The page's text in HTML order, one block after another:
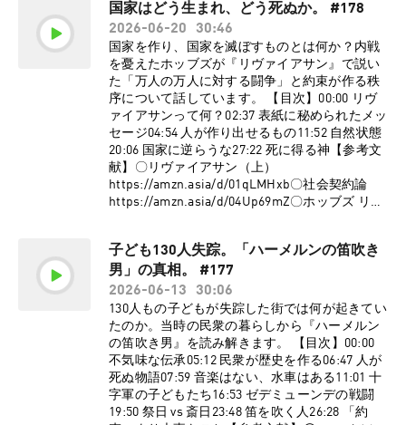
⇨ ⁠⁠⁠⁠⁠⁠⁠⁠⁠⁠⁠⁠⁠⁠⁠⁠⁠⁠⁠⁠⁠⁠⁠⁠⁠⁠⁠⁠⁠⁠⁠https://x.com/urashitatakumi⁠⁠⁠⁠⁠⁠⁠⁠⁠⁠⁠⁠⁠⁠⁠⁠⁠⁠⁠⁠⁠⁠⁠⁠⁠⁠⁠⁠⁠⁠⁠個人YouTube
⇨
⁠⁠⁠⁠⁠⁠⁠⁠⁠⁠⁠⁠⁠⁠⁠⁠⁠⁠⁠⁠⁠⁠⁠⁠⁠⁠⁠⁠⁠⁠⁠https://www.youtube.com/@UrashitaTakumi⁠⁠⁠⁠⁠⁠⁠⁠⁠⁠⁠⁠⁠⁠⁠⁠⁠⁠⁠⁠⁠⁠⁠⁠⁠⁠⁠⁠⁠⁠⁠
【姉妹チャンネル】◯ゆる言語学ラジオ
(⁠⁠⁠⁠⁠⁠⁠⁠⁠⁠⁠⁠⁠⁠⁠⁠⁠⁠⁠⁠⁠⁠⁠⁠⁠⁠⁠⁠⁠⁠⁠⁠⁠⁠⁠⁠⁠⁠⁠⁠⁠⁠⁠⁠⁠⁠⁠⁠⁠⁠⁠⁠⁠⁠⁠⁠⁠⁠⁠⁠⁠⁠⁠⁠⁠⁠⁠⁠⁠⁠⁠⁠⁠⁠⁠⁠⁠⁠⁠⁠⁠⁠⁠⁠⁠⁠⁠⁠⁠⁠⁠⁠⁠⁠⁠⁠⁠⁠⁠⁠⁠⁠⁠⁠⁠⁠⁠⁠⁠⁠⁠⁠⁠⁠⁠⁠⁠⁠⁠⁠⁠⁠⁠⁠⁠⁠https://open.spotify.com/show/3nBZ3AgB
AfSYdHbpJflIHZ⁠⁠⁠⁠⁠⁠⁠⁠⁠⁠⁠⁠⁠⁠⁠⁠⁠⁠⁠⁠⁠⁠⁠⁠⁠⁠⁠⁠⁠⁠⁠⁠⁠⁠⁠⁠⁠⁠⁠⁠⁠⁠⁠⁠⁠⁠⁠⁠⁠⁠⁠⁠⁠⁠⁠⁠⁠⁠⁠⁠⁠⁠⁠⁠⁠⁠⁠⁠⁠⁠⁠⁠⁠⁠⁠⁠⁠⁠⁠⁠⁠⁠⁠⁠⁠⁠⁠⁠⁠⁠⁠⁠⁠⁠⁠⁠⁠⁠⁠⁠⁠⁠⁠⁠⁠⁠⁠⁠⁠⁠⁠⁠⁠⁠⁠⁠⁠⁠⁠⁠⁠⁠⁠⁠⁠⁠)◯ゆるコンピュータ科学
ラジオ
(⁠⁠⁠⁠⁠⁠⁠⁠⁠⁠⁠⁠⁠⁠⁠⁠⁠⁠⁠⁠⁠⁠⁠⁠⁠⁠⁠⁠⁠⁠⁠⁠⁠⁠⁠⁠⁠⁠⁠⁠⁠⁠⁠⁠⁠⁠⁠⁠⁠⁠⁠⁠⁠⁠⁠⁠⁠⁠⁠⁠⁠⁠⁠⁠⁠⁠⁠⁠⁠⁠⁠⁠⁠⁠⁠⁠⁠⁠⁠⁠⁠⁠⁠⁠⁠⁠⁠⁠⁠⁠⁠⁠⁠⁠⁠⁠⁠⁠⁠⁠⁠⁠⁠⁠⁠⁠⁠⁠⁠⁠⁠⁠⁠⁠⁠⁠⁠⁠⁠⁠⁠⁠⁠⁠⁠⁠https://open.spotify.com/show/32qgIhAHY
nseWxiGyrFzSt⁠⁠⁠⁠⁠⁠⁠⁠⁠⁠⁠⁠⁠⁠⁠⁠⁠⁠⁠⁠⁠⁠⁠⁠⁠⁠⁠⁠⁠⁠⁠⁠⁠⁠⁠⁠⁠⁠⁠⁠⁠⁠⁠⁠⁠⁠⁠⁠⁠⁠⁠⁠⁠⁠⁠⁠⁠⁠⁠⁠⁠⁠⁠⁠⁠⁠⁠⁠⁠⁠⁠⁠⁠⁠⁠⁠⁠⁠⁠⁠⁠⁠⁠⁠⁠⁠⁠⁠⁠⁠⁠⁠⁠⁠⁠⁠⁠⁠⁠⁠⁠⁠⁠⁠⁠⁠⁠⁠⁠⁠⁠⁠⁠⁠⁠⁠⁠⁠⁠⁠⁠⁠⁠⁠⁠⁠)◯ゆる音楽学ラジオ
(⁠⁠⁠⁠⁠⁠⁠⁠⁠⁠⁠⁠⁠⁠⁠⁠⁠⁠⁠⁠⁠⁠⁠⁠⁠⁠⁠⁠⁠⁠⁠⁠⁠⁠⁠⁠⁠⁠⁠⁠⁠⁠⁠⁠⁠⁠⁠⁠⁠⁠⁠⁠⁠⁠⁠⁠⁠⁠⁠⁠⁠⁠⁠⁠⁠⁠⁠⁠⁠⁠⁠⁠⁠⁠⁠⁠⁠⁠⁠⁠⁠⁠⁠⁠⁠⁠⁠⁠⁠⁠⁠⁠⁠⁠⁠⁠⁠⁠⁠⁠⁠⁠⁠⁠⁠⁠⁠⁠⁠⁠⁠⁠⁠⁠⁠⁠⁠⁠⁠⁠⁠⁠⁠⁠⁠⁠https://open.spotify.com/show/7Ba89bnuE
W0pyMeUbGR3oT⁠⁠⁠⁠⁠⁠⁠⁠⁠⁠⁠⁠⁠⁠⁠⁠⁠⁠⁠⁠⁠⁠⁠⁠⁠⁠⁠⁠⁠⁠⁠⁠⁠⁠⁠⁠⁠⁠⁠⁠⁠⁠⁠⁠⁠⁠⁠⁠⁠⁠⁠⁠⁠⁠⁠⁠⁠⁠⁠⁠⁠⁠⁠⁠⁠⁠⁠⁠⁠⁠⁠⁠⁠⁠⁠⁠⁠⁠⁠⁠⁠⁠⁠⁠⁠⁠⁠⁠⁠⁠⁠⁠⁠⁠⁠⁠⁠⁠⁠⁠⁠⁠⁠⁠⁠⁠⁠⁠⁠⁠⁠⁠⁠⁠⁠⁠⁠⁠⁠⁠⁠⁠⁠⁠⁠⁠)◯ゆる民俗学ラジオ
(⁠⁠⁠⁠⁠⁠⁠⁠⁠⁠⁠⁠⁠⁠⁠⁠⁠⁠⁠⁠⁠⁠⁠⁠⁠⁠⁠⁠⁠⁠⁠⁠⁠⁠⁠⁠⁠⁠⁠⁠⁠⁠⁠⁠⁠⁠⁠⁠⁠⁠⁠⁠⁠⁠⁠⁠⁠⁠⁠⁠⁠⁠⁠⁠⁠⁠⁠⁠⁠⁠⁠⁠⁠⁠⁠⁠⁠⁠⁠⁠⁠⁠⁠⁠⁠⁠⁠⁠⁠⁠⁠⁠⁠⁠⁠⁠⁠⁠⁠⁠⁠⁠⁠⁠⁠⁠⁠⁠⁠⁠⁠⁠⁠⁠⁠⁠⁠⁠⁠⁠⁠⁠⁠⁠⁠⁠https://open.spotify.com/show/2OPaWdgR
pOJmNPPSbvGV51⁠⁠⁠⁠⁠⁠⁠⁠⁠⁠⁠⁠⁠⁠⁠⁠⁠⁠⁠⁠⁠⁠⁠⁠⁠⁠⁠⁠⁠⁠⁠⁠⁠⁠⁠⁠⁠⁠⁠⁠⁠⁠⁠⁠⁠⁠⁠⁠⁠⁠⁠⁠⁠⁠⁠⁠⁠⁠⁠⁠⁠⁠⁠⁠⁠⁠⁠⁠⁠⁠⁠⁠⁠⁠⁠⁠⁠⁠⁠⁠⁠⁠⁠⁠⁠⁠⁠⁠⁠⁠⁠⁠⁠⁠⁠⁠⁠⁠⁠⁠⁠⁠⁠⁠⁠⁠⁠⁠⁠⁠⁠⁠⁠⁠⁠⁠⁠⁠⁠⁠⁠⁠⁠⁠⁠⁠)
【平田トキヒロ：プロフィール】東京学芸大学
教育学部哲学分野卒。企業に勤めながら本を積
んでは読み漁る日々を暮らす。学部時代に社会
学から哲学へ転向。美学にも傾倒。日本哲学会
員。アホなつぶやきとかしてます。
X⇨⁠⁠⁠⁠⁠⁠⁠⁠⁠⁠⁠⁠⁠⁠⁠⁠⁠⁠⁠⁠⁠⁠⁠⁠⁠⁠⁠⁠⁠⁠⁠⁠⁠⁠⁠⁠⁠⁠⁠⁠⁠⁠⁠⁠⁠⁠⁠⁠⁠⁠⁠⁠⁠⁠⁠⁠⁠⁠⁠⁠⁠⁠⁠⁠⁠⁠⁠⁠⁠⁠⁠⁠⁠⁠⁠⁠⁠⁠⁠⁠⁠⁠⁠⁠⁠⁠⁠⁠⁠⁠⁠⁠⁠⁠⁠⁠⁠⁠⁠⁠⁠⁠⁠⁠⁠⁠⁠⁠⁠⁠⁠⁠⁠⁠⁠⁠⁠⁠⁠⁠⁠⁠⁠⁠⁠⁠⁠https://twitter.com/yuru_philo⁠⁠⁠⁠⁠⁠⁠⁠⁠⁠⁠⁠⁠⁠⁠⁠⁠⁠⁠⁠⁠⁠⁠⁠⁠⁠⁠⁠⁠⁠⁠⁠⁠⁠⁠⁠⁠⁠⁠⁠⁠⁠⁠⁠⁠⁠⁠⁠⁠⁠⁠⁠⁠⁠⁠⁠⁠⁠⁠⁠⁠⁠⁠⁠⁠⁠⁠⁠⁠⁠⁠⁠⁠⁠⁠⁠⁠⁠⁠⁠⁠⁠⁠⁠⁠⁠⁠⁠⁠⁠⁠⁠⁠⁠⁠⁠⁠⁠⁠⁠⁠⁠⁠⁠⁠⁠⁠⁠⁠⁠⁠⁠⁠⁠⁠⁠⁠⁠⁠⁠⁠⁠⁠⁠⁠⁠⁠【
浦下：プロフィール】東京学芸大学教育学部
卒。A類音楽選修にて器楽（チェロ）を専攻。
今もひたすら熱く楽しくチェロを弾いている。
演奏・レッスンの依頼はGmailかTwitterのDMま
で、お待ちしております！個人YouTubeもチャ
ンネル登録・高評価で応援よろしくお願いいた
⇨
⁠⁠⁠⁠⁠⁠⁠⁠⁠⁠⁠⁠⁠⁠⁠⁠⁠⁠⁠⁠⁠⁠⁠⁠⁠⁠⁠⁠⁠⁠⁠⁠https://www.youtube.com/@UrashitaTakumi⁠⁠⁠⁠⁠⁠⁠⁠⁠⁠⁠⁠⁠⁠⁠⁠⁠⁠⁠⁠⁠⁠⁠⁠⁠⁠⁠⁠⁠⁠⁠⁠
【姉妹チャンネル】◯ゆる言語学ラジオ
(⁠⁠⁠⁠⁠⁠⁠⁠⁠⁠⁠⁠⁠⁠⁠⁠⁠⁠⁠⁠⁠⁠⁠⁠⁠⁠⁠⁠⁠⁠⁠⁠⁠⁠⁠⁠⁠⁠⁠⁠⁠⁠⁠⁠⁠⁠⁠⁠⁠⁠⁠⁠⁠⁠⁠⁠⁠⁠⁠⁠⁠⁠⁠⁠⁠⁠⁠⁠⁠⁠⁠⁠⁠⁠⁠⁠⁠⁠⁠⁠⁠⁠⁠⁠⁠⁠⁠⁠⁠⁠⁠⁠⁠⁠⁠⁠⁠⁠⁠⁠⁠⁠⁠⁠⁠⁠⁠⁠⁠⁠⁠⁠⁠⁠⁠⁠⁠⁠⁠⁠⁠⁠⁠⁠⁠⁠⁠https://open.spotify.com/show/3nBZ3AgB
AfSYdHbpJflIHZ⁠⁠⁠⁠⁠⁠⁠⁠⁠⁠⁠⁠⁠⁠⁠⁠⁠⁠⁠⁠⁠⁠⁠⁠⁠⁠⁠⁠⁠⁠⁠⁠⁠⁠⁠⁠⁠⁠⁠⁠⁠⁠⁠⁠⁠⁠⁠⁠⁠⁠⁠⁠⁠⁠⁠⁠⁠⁠⁠⁠⁠⁠⁠⁠⁠⁠⁠⁠⁠⁠⁠⁠⁠⁠⁠⁠⁠⁠⁠⁠⁠⁠⁠⁠⁠⁠⁠⁠⁠⁠⁠⁠⁠⁠⁠⁠⁠⁠⁠⁠⁠⁠⁠⁠⁠⁠⁠⁠⁠⁠⁠⁠⁠⁠⁠⁠⁠⁠⁠⁠⁠⁠⁠⁠⁠⁠⁠)◯ゆるコンピュータ科学
ラジオ
(⁠⁠⁠⁠⁠⁠⁠⁠⁠⁠⁠⁠⁠⁠⁠⁠⁠⁠⁠⁠⁠⁠⁠⁠⁠⁠⁠⁠⁠⁠⁠⁠⁠⁠⁠⁠⁠⁠⁠⁠⁠⁠⁠⁠⁠⁠⁠⁠⁠⁠⁠⁠⁠⁠⁠⁠⁠⁠⁠⁠⁠⁠⁠⁠⁠⁠⁠⁠⁠⁠⁠⁠⁠⁠⁠⁠⁠⁠⁠⁠⁠⁠⁠⁠⁠⁠⁠⁠⁠⁠⁠⁠⁠⁠⁠⁠⁠⁠⁠⁠⁠⁠⁠⁠⁠⁠⁠⁠⁠⁠⁠⁠⁠⁠⁠⁠⁠⁠⁠⁠⁠⁠⁠⁠⁠⁠⁠https://open.spotify.com/show/32qgIhAHY
nseWxiGyrFzSt⁠⁠⁠⁠⁠⁠⁠⁠⁠⁠⁠⁠⁠⁠⁠⁠⁠⁠⁠⁠⁠⁠⁠⁠⁠⁠⁠⁠⁠⁠⁠⁠⁠⁠⁠⁠⁠⁠⁠⁠⁠⁠⁠⁠⁠⁠⁠⁠⁠⁠⁠⁠⁠⁠⁠⁠⁠⁠⁠⁠⁠⁠⁠⁠⁠⁠⁠⁠⁠⁠⁠⁠⁠⁠⁠⁠⁠⁠⁠⁠⁠⁠⁠⁠⁠⁠⁠⁠⁠⁠⁠⁠⁠⁠⁠⁠⁠⁠⁠⁠⁠⁠⁠⁠⁠⁠⁠⁠⁠⁠⁠⁠⁠⁠⁠⁠⁠⁠⁠⁠⁠⁠⁠⁠⁠⁠⁠)◯ゆる音楽学ラジオ
(⁠⁠⁠⁠⁠⁠⁠⁠⁠⁠⁠⁠⁠⁠⁠⁠⁠⁠⁠⁠⁠⁠⁠⁠⁠⁠⁠⁠⁠⁠⁠⁠⁠⁠⁠⁠⁠⁠⁠⁠⁠⁠⁠⁠⁠⁠⁠⁠⁠⁠⁠⁠⁠⁠⁠⁠⁠⁠⁠⁠⁠⁠⁠⁠⁠⁠⁠⁠⁠⁠⁠⁠⁠⁠⁠⁠⁠⁠⁠⁠⁠⁠⁠⁠⁠⁠⁠⁠⁠⁠⁠⁠⁠⁠⁠⁠⁠⁠⁠⁠⁠⁠⁠⁠⁠⁠⁠⁠⁠⁠⁠⁠⁠⁠⁠⁠⁠⁠⁠⁠⁠⁠⁠⁠⁠⁠⁠https://open.spotify.com/show/7Ba89bnuE
W0pyMeUbGR3oT⁠⁠⁠⁠⁠⁠⁠⁠⁠⁠⁠⁠⁠⁠⁠⁠⁠⁠⁠⁠⁠⁠⁠⁠⁠⁠⁠⁠⁠⁠⁠⁠⁠⁠⁠⁠⁠⁠⁠⁠⁠⁠⁠⁠⁠⁠⁠⁠⁠⁠⁠⁠⁠⁠⁠⁠⁠⁠⁠⁠⁠⁠⁠⁠⁠⁠⁠⁠⁠⁠⁠⁠⁠⁠⁠⁠⁠⁠⁠⁠⁠⁠⁠⁠⁠⁠⁠⁠⁠⁠⁠⁠⁠⁠⁠⁠⁠⁠⁠⁠⁠⁠⁠⁠⁠⁠⁠⁠⁠⁠⁠⁠⁠⁠⁠⁠⁠⁠⁠⁠⁠⁠⁠⁠⁠⁠⁠)◯ゆる民俗学ラジオ
the Doctrine of the Double
Effecthttps://philpapers.org/archive/footpo-
2.pdf【ゆる哲学ラジオ公式グッズ販売
中！】⁠⁠⁠⁠⁠⁠⁠⁠⁠⁠⁠⁠⁠⁠⁠⁠⁠⁠⁠⁠⁠⁠⁠⁠⁠⁠⁠⁠⁠⁠⁠⁠⁠⁠⁠⁠⁠⁠⁠⁠⁠⁠⁠⁠⁠⁠⁠⁠⁠⁠⁠⁠⁠⁠⁠⁠⁠⁠⁠⁠⁠⁠⁠⁠⁠⁠⁠⁠⁠⁠⁠⁠⁠⁠⁠⁠⁠https://www.valuebooks.jp/shelf-
items/folder/4a66f8d7ce1d4eb⁠⁠⁠⁠⁠⁠⁠⁠⁠⁠⁠⁠⁠⁠⁠⁠⁠⁠⁠⁠⁠⁠⁠⁠⁠⁠⁠⁠⁠⁠⁠⁠⁠⁠⁠⁠⁠⁠⁠⁠⁠⁠⁠⁠⁠⁠⁠⁠⁠⁠⁠⁠⁠⁠⁠⁠⁠⁠⁠⁠⁠⁠⁠⁠⁠⁠⁠⁠⁠⁠⁠⁠⁠⁠⁠⁠⁠【サポーター
コミュニティはこちらか
ら】⁠⁠⁠⁠⁠⁠⁠⁠⁠⁠⁠⁠⁠⁠⁠⁠⁠⁠⁠⁠⁠⁠⁠⁠⁠⁠⁠⁠⁠⁠⁠⁠⁠⁠⁠⁠⁠⁠⁠⁠⁠⁠⁠⁠⁠⁠⁠⁠⁠⁠⁠⁠⁠⁠⁠⁠⁠⁠⁠⁠⁠⁠⁠⁠⁠⁠⁠⁠⁠⁠⁠⁠⁠⁠⁠⁠⁠⁠⁠⁠⁠⁠⁠⁠⁠⁠⁠⁠⁠⁠⁠⁠⁠⁠⁠⁠⁠⁠⁠⁠⁠⁠⁠⁠⁠⁠⁠⁠⁠⁠⁠⁠⁠⁠⁠⁠⁠⁠⁠⁠⁠⁠⁠⁠⁠⁠https://yurugakuto.com/tetsu⁠⁠⁠⁠⁠⁠⁠⁠⁠⁠⁠⁠⁠⁠⁠⁠⁠⁠⁠⁠⁠⁠⁠⁠⁠⁠⁠⁠⁠⁠⁠⁠⁠⁠⁠⁠⁠⁠⁠⁠⁠⁠⁠⁠⁠⁠⁠⁠⁠⁠⁠⁠⁠⁠⁠⁠⁠⁠⁠⁠⁠⁠⁠⁠⁠⁠⁠⁠⁠⁠⁠⁠⁠⁠⁠⁠⁠⁠⁠⁠⁠⁠⁠⁠⁠⁠⁠⁠⁠⁠⁠⁠⁠⁠⁠⁠⁠⁠⁠⁠⁠⁠⁠⁠⁠⁠⁠⁠⁠⁠⁠⁠⁠⁠⁠⁠⁠⁠⁠⁠⁠⁠⁠⁠⁠⁠【
公式X】 ゆる哲学ラジオのXアカウントがあるの
で、是非フォローしてください！⇨
⁠⁠⁠⁠⁠⁠⁠⁠⁠⁠⁠⁠⁠⁠⁠⁠⁠⁠⁠⁠⁠⁠⁠⁠⁠⁠⁠⁠⁠⁠⁠⁠⁠⁠⁠⁠⁠⁠⁠⁠⁠⁠⁠⁠⁠⁠⁠⁠⁠⁠⁠⁠⁠⁠⁠⁠⁠⁠⁠⁠⁠⁠⁠⁠⁠⁠⁠⁠⁠⁠⁠⁠⁠⁠⁠⁠⁠⁠⁠⁠⁠⁠⁠https://twitter.com/yuru_philosophy⁠⁠⁠⁠⁠⁠⁠⁠⁠⁠⁠⁠⁠⁠⁠⁠⁠⁠⁠⁠⁠⁠⁠⁠⁠⁠⁠⁠⁠⁠⁠⁠⁠⁠⁠⁠⁠⁠⁠⁠⁠⁠⁠⁠⁠⁠⁠⁠⁠⁠⁠⁠⁠⁠⁠⁠⁠⁠⁠⁠⁠⁠⁠⁠⁠⁠⁠⁠⁠⁠⁠⁠⁠⁠⁠⁠⁠⁠⁠⁠⁠⁠【お
仕事依頼はこち
ら！】⁠⁠⁠⁠⁠⁠⁠⁠⁠⁠⁠⁠⁠⁠⁠⁠⁠⁠⁠⁠⁠⁠⁠⁠⁠⁠⁠⁠⁠⁠⁠⁠⁠⁠⁠⁠⁠⁠⁠⁠⁠⁠⁠⁠⁠⁠⁠⁠⁠⁠⁠⁠⁠⁠⁠⁠⁠⁠⁠⁠⁠⁠⁠⁠⁠⁠⁠⁠⁠⁠⁠⁠⁠⁠⁠⁠⁠⁠⁠⁠⁠⁠⁠⁠⁠⁠⁠⁠⁠⁠⁠⁠⁠⁠⁠⁠⁠⁠⁠⁠⁠⁠⁠⁠⁠⁠⁠⁠⁠⁠⁠⁠⁠⁠⁠⁠⁠⁠⁠⁠⁠⁠⁠⁠⁠⁠info@pedantic.jp⁠⁠⁠⁠⁠⁠⁠⁠⁠⁠⁠⁠⁠⁠⁠⁠⁠⁠⁠⁠⁠⁠⁠⁠⁠⁠⁠⁠⁠⁠⁠⁠⁠⁠⁠⁠⁠⁠⁠⁠⁠⁠⁠⁠⁠⁠⁠⁠⁠⁠⁠⁠⁠⁠⁠⁠⁠⁠⁠⁠⁠⁠⁠⁠⁠⁠⁠⁠⁠⁠⁠⁠⁠⁠⁠⁠⁠⁠⁠⁠⁠⁠⁠⁠⁠⁠⁠⁠⁠⁠⁠⁠⁠⁠⁠⁠⁠⁠⁠⁠⁠⁠⁠⁠⁠⁠⁠⁠⁠⁠⁠⁠⁠⁠⁠⁠⁠⁠⁠⁠⁠⁠⁠⁠⁠⁠※ゆる哲学ラ
教育学部哲学分野卒。企業に勤めながら本を積
んでは読み漁る日々を暮らす。学部時代に社会
学から哲学へ転向。美学にも傾倒。日本哲学会
員。アホなつぶやきとかしてます。
X⇨⁠⁠⁠⁠⁠⁠⁠⁠⁠⁠⁠⁠⁠⁠⁠⁠⁠⁠⁠⁠⁠⁠⁠⁠⁠⁠⁠⁠⁠⁠⁠⁠⁠⁠⁠⁠⁠⁠⁠⁠⁠⁠⁠⁠⁠⁠⁠⁠⁠⁠⁠⁠⁠⁠⁠⁠⁠⁠⁠⁠⁠⁠⁠⁠⁠⁠⁠⁠⁠⁠⁠⁠⁠⁠⁠⁠⁠⁠⁠⁠⁠⁠⁠⁠⁠⁠⁠⁠⁠⁠⁠⁠⁠⁠⁠⁠⁠⁠⁠⁠⁠⁠⁠⁠⁠⁠⁠⁠⁠⁠⁠⁠⁠⁠⁠⁠⁠⁠⁠⁠⁠⁠⁠⁠⁠⁠https://twitter.com/yuru_philo⁠⁠⁠⁠⁠⁠⁠⁠⁠⁠⁠⁠⁠⁠⁠⁠⁠⁠⁠⁠⁠⁠⁠⁠⁠⁠⁠⁠⁠⁠⁠⁠⁠⁠⁠⁠⁠⁠⁠⁠⁠⁠⁠⁠⁠⁠⁠⁠⁠⁠⁠⁠⁠⁠⁠⁠⁠⁠⁠⁠⁠⁠⁠⁠⁠⁠⁠⁠⁠⁠⁠⁠⁠⁠⁠⁠⁠⁠⁠⁠⁠⁠⁠⁠⁠⁠⁠⁠⁠⁠⁠⁠⁠⁠⁠⁠⁠⁠⁠⁠⁠⁠⁠⁠⁠⁠⁠⁠⁠⁠⁠⁠⁠⁠⁠⁠⁠⁠⁠⁠⁠⁠⁠⁠⁠⁠【
浦下：プロフィール】東京学芸大学教育学部
卒。A類音楽選修にて器楽（チェロ）を専攻。
今もひたすら熱く楽しくチェロを弾いている。
演奏・レッスンの依頼はGmailかTwitterのDMま
で、お待ちしております！個人YouTubeもチャ
国家はどう生まれ、どう死ぬか。 #178
2026-06-20
30:46
国家を作り、国家を滅ぼすものとは何か？内戦
を憂えたホッブズが『リヴァイアサン』で説い
た「万人の万人に対する闘争」と約束が作る秩
序について話しています。 【目次】00:00 リヴ
ァイアサンって何？02:37 表紙に秘められたメッ
セージ04:54 人が作り出せるもの11:52 自然状態
20:06 国家に逆らうな27:22 死に得る神【参考文
献】〇リヴァイアサン（上）
https://amzn.asia/d/01qLMHxb〇社会契約論
https://amzn.asia/d/04Up69mZ〇ホッブズ リヴ
https://www.valuebooks.jp/bp/VS0090449671〇
哲学者たちのワンダーランド
https://www.valuebooks.jp/bp/VS0091210128〇
Leviathan in
Lockdownhttps://www.lrb.co.uk/blog/2020/may
/leviathan-in-lockdown【ゆる哲学ラジオ公式グ
ッズ販売
中！】⁠⁠⁠⁠⁠⁠⁠⁠⁠⁠⁠⁠⁠⁠⁠⁠⁠⁠⁠⁠⁠⁠⁠⁠⁠⁠⁠⁠⁠⁠⁠⁠⁠⁠⁠⁠⁠⁠⁠⁠⁠⁠⁠⁠⁠⁠⁠⁠⁠⁠⁠⁠⁠⁠⁠⁠⁠⁠⁠⁠⁠⁠⁠⁠⁠⁠⁠⁠⁠⁠⁠⁠⁠⁠⁠⁠https://www.valuebooks.jp/shelf-
items/folder/4a66f8d7ce1d4eb⁠⁠⁠⁠⁠⁠⁠⁠⁠⁠⁠⁠⁠⁠⁠⁠⁠⁠⁠⁠⁠⁠⁠⁠⁠⁠⁠⁠⁠⁠⁠⁠⁠⁠⁠⁠⁠⁠⁠⁠⁠⁠⁠⁠⁠⁠⁠⁠⁠⁠⁠⁠⁠⁠⁠⁠⁠⁠⁠⁠⁠⁠⁠⁠⁠⁠⁠⁠⁠⁠⁠⁠⁠⁠⁠⁠【サポーター
コミュニティはこちらか
子ども130人失踪。「ハーメルンの笛吹き
男」の真相。 #177
2026-06-13
30:06
130人もの子どもが失踪した街では何が起きてい
たのか。当時の民衆の暮らしから『ハーメルン
の笛吹き男』を読み解きます。 【目次】00:00
不気味な伝承05:12 民衆が歴史を作る06:47 人が
死ぬ物語07:59 音楽はない、水車はある11:01 十
字軍の子どもたち16:53 ゼデミューンデの戦闘
19:50 祭日 vs 斎日23:48 笛を吹く人26:28 「約